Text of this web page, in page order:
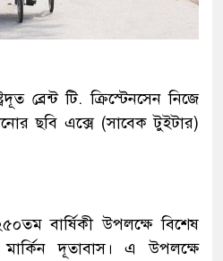
ব্রেন্ট টি. ক্রিস্টেনসেন নিজে
ছবি এক্সে (সাবেক টুইটার)
বার্ষিকী উপলক্ষে বিশেষ
দূতাবাস। এ উপলক্ষে